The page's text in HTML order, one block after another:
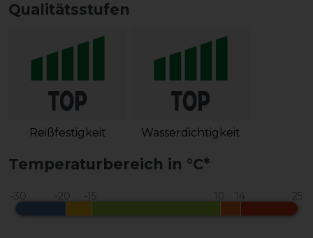
Qualitätsstufen
Reißfestigkeit Wasserdichtigkeit
Temperaturbereich in °C*